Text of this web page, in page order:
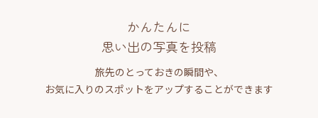
かんたんに
思い出の写真を投稿
旅先のとっておきの瞬間や、
お気に入りのスポットをアップすることができます